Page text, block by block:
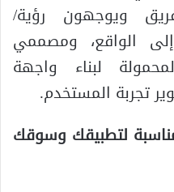
ويوجهون رؤية/
إلى الواقع، ومصممي
لبناء واجهة
تجربة المستخدم.
لتطبيقك وسوقك